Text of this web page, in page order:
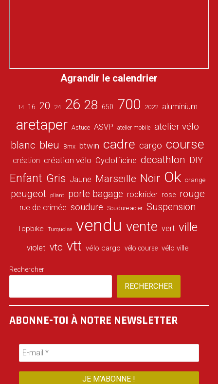
Agrandir le calendrier
14 16 20 24 26 28 650 700 2022 aluminium
aretaper Astuce ASVP atelier mobile atelier vélo
blanc bleu Bmx btwin cadre cargo course
création création vélo Cyclofficine decathlon DIY
Enfant Gris Jaune Marseille Noir Ok orange
peugeot pliant porte bagage rockrider rose rouge
rue de crimée soudure Soudure acier Suspension
Topbike Turquoise vendu vente vert ville
violet vtc vtt vélo cargo vélo course vélo ville
Rechercher
RECHERCHER
ABONNE-TOI À NOTRE NEWSLETTER